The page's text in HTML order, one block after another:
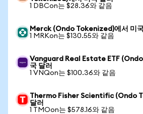
1 DBCon는 $28.36와 같음
Merck (Ondo Tokenized)에서 미국
1 MRKon는 $130.55와 같음
Vanguard Real Estate ETF (Ondo
국 달러
1 VNQon는 $100.36와 같음
Thermo Fisher Scientific (Ondo
달러
1 TMOon는 $578.16와 같음